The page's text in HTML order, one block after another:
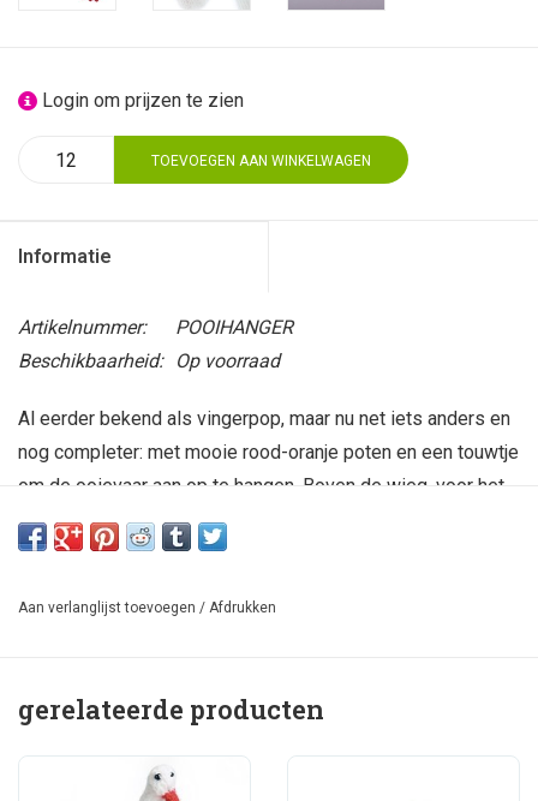
Login om prijzen te zien
TOEVOEGEN AAN WINKELWAGEN
Informatie
Artikelnummer:
POOIHANGER
Beschikbaarheid:
Op voorraad
Al eerder bekend als vingerpop, maar nu net iets anders en
nog completer: met mooie rood-oranje poten en een touwtje
om de ooievaar aan op te hangen. Boven de wieg, voor het
raam, in de auto of aan de kinderwagen. Een leuk klein
kraamcadeautje dat ook gemakkelijk in een envelop
om op kraambezoek te gaan...Al ons breiwerk is in handen
Zo zijn er huisvrouwen met verloren uurtjes, boerinnen
buiten het drukke zaai- en oogstseizoen en herderinnen die
tijdens het hoeden van de schapen en lama's wel een
Aan verlanglijst toevoegen / Afdrukken
gerelateerde producten